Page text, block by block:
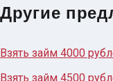
Другие
Взять займ 4000
Взять займ 4500